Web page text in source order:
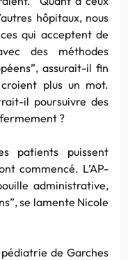
hôpitaux, nous
qui acceptent de
des méthodes
assurait-il fin
croient plus un mot.
il poursuivre des
fermement ?
patients puissent
commencé. L’AP-
administrative,
se lamente Nicole
de Garches